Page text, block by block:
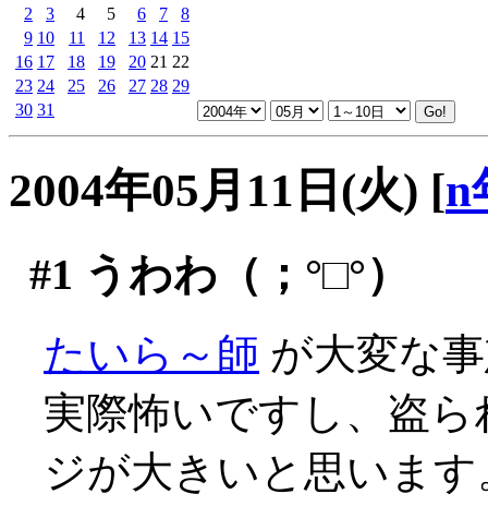
2
3 4 5 6 7
8
9 10 11 12 13 14 15
16 17 18 19 20 21 22
23 24 25 26 27 28 29
30 31
2004年05月11日(火) [n
#1 うわわ（；°□°）
たいら～師 が大変な
実際怖いですし、盗
ジが大きいと思います